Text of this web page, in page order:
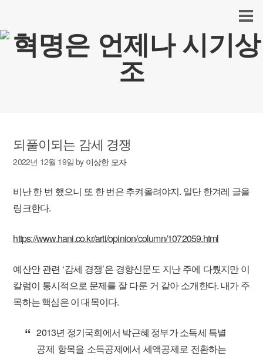
되풀이되는 감세 경쟁
2022년 12월 19일 by 이상한 모자
비난 한 번 했으니 또 한 번은 추켜올려야지. 일단 한겨레 글을
링크한다.
https://www.hani.co.kr/arti/opinion/column/1072059.html
예산안 관련 ‘감세 경쟁’은 경향신문도 지난 주에 다뤘지만 이
칼럼이 통시적으로 문제를 잘 다룬 거 같아 소개한다. 내가 주
목하는 핵심은 이 대목이다.
2013년 정기국회에서 박근혜 정부가 소득세 특별
공제 항목을 소득공제에서 세액공제로 전환하는